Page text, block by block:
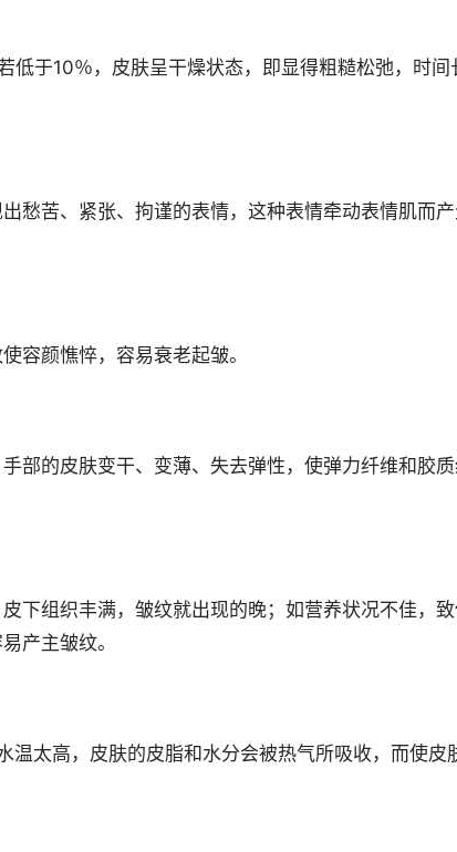
于10％，皮肤呈干燥状态，即显得粗糙松弛，时间
苦、紧张、拘谨的表情，这种表情牵动表情肌而产
颜憔悴，容易衰老起皱。
的皮肤变干、变薄、失去弹性，使弹力纤维和胶
组织丰满，皱纹就出现的晚；如营养状况不佳，
产主皱纹。
太高，皮肤的皮脂和水分会被热气所吸收，而使皮